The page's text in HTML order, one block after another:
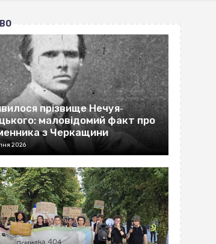
прізвище Нечуя‐
маловідомий факт про
з Черкащини
2026